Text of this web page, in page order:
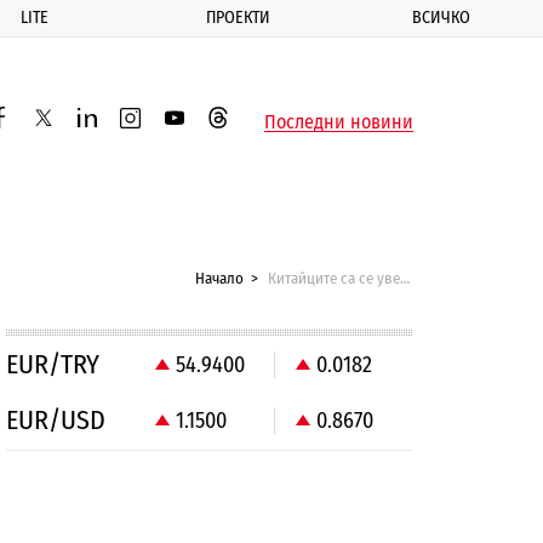
LITE ПРОЕКТИ ВСИЧКО
twitterlinkedininstagram
youtubethreadsПоследни новини
Начало Китайците са се увеличили с 6.68 млн. души за година
EUR/TRY 54.9400 0.0182
EUR/USD 1.1500 0.8670